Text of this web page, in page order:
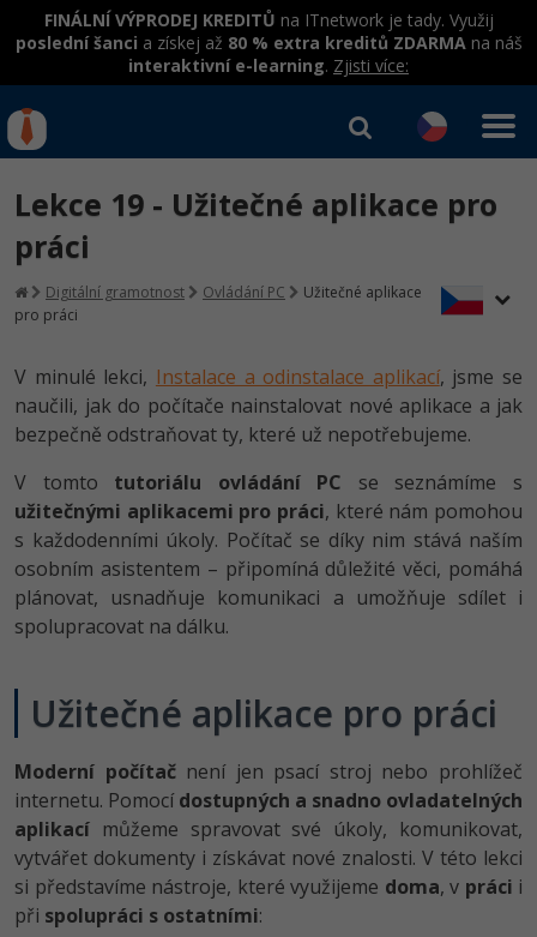
FINÁLNÍ VÝPRODEJ KREDITŮ na ITnetwork je tady. Využij
poslední šanci a získej až 80 % extra kreditů ZDARMAna náš
interaktivní e-learning. Zjisti více:
Workshopy zdarma
Datová analýza v praxi
Školení
Základy programování
Umělá inteligence
HTML5, CSS3, Bootstrap, SEO
SQL a databáze
Testování a verzování
React
Spring
ASP.NET MVC
Školení dle technologií
C# .NET
Java
Python
UML a návrhové vzory
MySQL/MariaDB
MS-SQL
Kurzy IT profesí
Programátor WWW aplikací
Senior programátor
Front-end developer
Vývojář mobilních aplikací
Specialista na AI a bigdata
Webdesigner
Tester
Systémový administrátor
Grafik / UX/UI návrhář
Jak začít?
Java -80%
C#.NET -80%
Python -80%
JavaScript -80%
C++ -80%
Swift -80%
Kotlin -80%
C -80%
Kurzy e-commerce
Testování softwaru
Datová analýza
Digitální gramotnost
Marketing -30%
SEO -30%
Business
Kryptoměny -25%
Přihlásit se | Registrovat
Lekce 19 - Užitečné aplikace pro
práci
Digitální gramotnost Ovládání PC
Užitečné aplikace
pro práci
V minulé lekci, Instalace a odinstalace aplikací, jsme se
naučili, jak do počítače nainstalovat nové aplikace a jak
bezpečně odstraňovat ty, které už nepotřebujeme.
V tomto tutoriálu ovládání PC se seznámíme s
užitečnými aplikacemi pro práci, které nám pomohou
s každodenními úkoly. Počítač se díky nim stává naším
osobním asistentem – připomíná důležité věci, pomáhá
plánovat, usnadňuje komunikaci a umožňuje sdílet i
spolupracovat na dálku.
Užitečné aplikace pro práci
Moderní počítačnení jen psací stroj nebo prohlížeč
internetu. Pomocídostupných a snadno ovladatelných
aplikací můžeme spravovat své úkoly, komunikovat,
vytvářet dokumenty i získávat nové znalosti. V této lekci
si představíme nástroje, které využijeme doma, v práci i
při spolupráci s ostatními: